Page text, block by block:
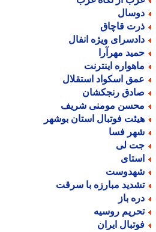
قاچاق
ویژه انفال
مهرآرا
اینترنت
اسکواد استقلال
رنجکشان
مومنی شریف
فوتبال استان بوشهر
فسا
لی
مبارزه با سرقت
باز
روسیه
ایران